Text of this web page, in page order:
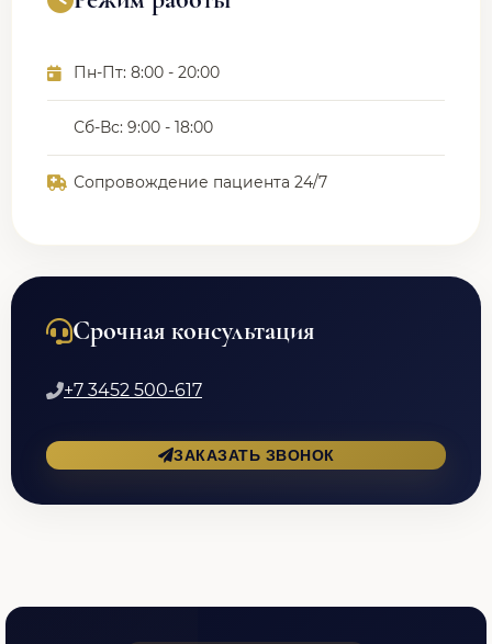
Пн-Пт: 8:00 - 20:00
Сб-Вс: 9:00 - 18:00
Сопровождение пациента 24/7
Срочная консультация
+7 3452 500-617
ЗАКАЗАТЬ ЗВОНОК